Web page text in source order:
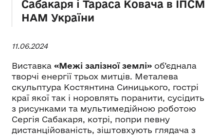
Сабакаря і Тараса Ковача в ІПСМ
НАМ України
11.06.2024
Виставка «Межі залізної землі» об’єднала
творчі енергії трьох митців. Металева
скульптура Костянтина Синицького, гострі
краї якої так і норовлять поранити, сусідить
з рисунками та мультимедійною роботою
Сергія Сабакаря, котрі, попри певну
дистанційованість, зіштовхують глядача з